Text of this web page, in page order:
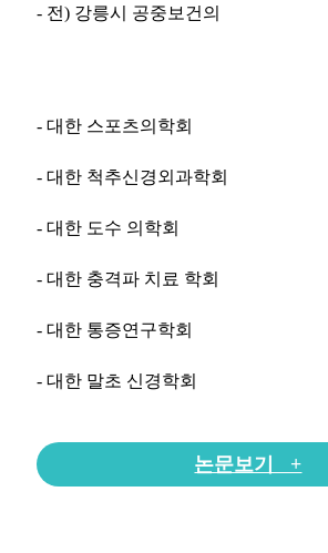
- 전) 강릉시 공중보건의
- 대한 스포츠의학회
- 대한 척추신경외과학회
- 대한 도수 의학회
- 대한 충격파 치료 학회
- 대한 통증연구학회
- 대한 말초 신경학회
논문보기 +